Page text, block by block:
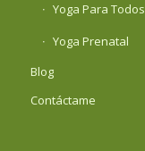
Yoga Para Todos
Yoga Prenatal
Blog
Contáctame